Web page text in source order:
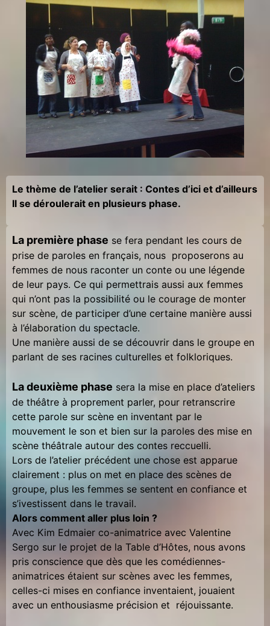
Le thème de l’atelier serait : Contes d’ici et d’ailleurs
Il se déroulerait en plusieurs phase.
La première phase se fera pendant les cours de
prise de paroles en français, nous proposerons au
femmes de nous raconter un conte ou une légende
de leur pays. Ce qui permettrais aussi aux femmes
qui n’ont pas la possibilité ou le courage de monter
sur scène, de participer d’une certaine manière aussi
à l’élaboration du spectacle.
Une manière aussi de se découvrir dans le groupe en
parlant de ses racines culturelles et folkloriques.
La deuxième phase sera la mise en place d’ateliers
de théâtre à proprement parler, pour retranscrire
cette parole sur scène en inventant par le
mouvement le son et bien sur la paroles des mise en
scène théâtrale autour des contes reccuelli.
Lors de l’atelier précédent une chose est apparue
clairement : plus on met en place des scènes de
groupe, plus les femmes se sentent en confiance et
s’ivestissent dans le travail.
Alors comment aller plus loin ?
Avec Kim Edmaier co-animatrice avec Valentine
Sergo sur le projet de la Table d’Hôtes, nous avons
pris conscience que dès que les comédiennes-
animatrices étaient sur scènes avec les femmes,
celles-ci mises en confiance inventaient, jouaient
avec un enthousiasme précision et réjouissante.